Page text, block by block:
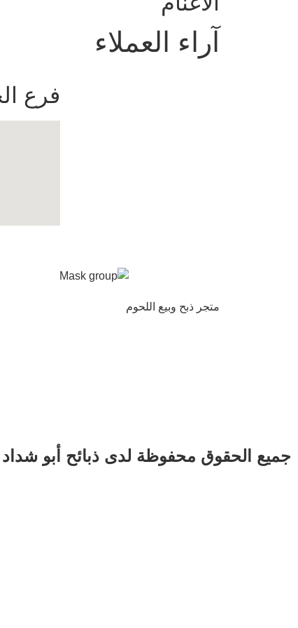
آراء العملاء
فرع
متجر ذبح وبيع اللحوم
جميع الحقوق محفوظة لدى ذبائح أبو شداد 2023